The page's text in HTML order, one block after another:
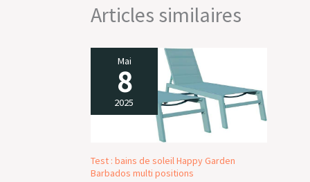
Articles similaires
Mai
8
2025
Test : bains de soleil Happy Garden
Barbados multi positions